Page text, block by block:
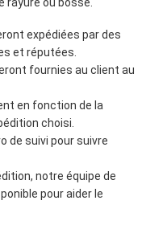
rayure ou bosse.
expédiées par des
et réputées.
fournies au client au
en fonction de la
choisi.
de suivi pour suivre
notre équipe de
pour aider le